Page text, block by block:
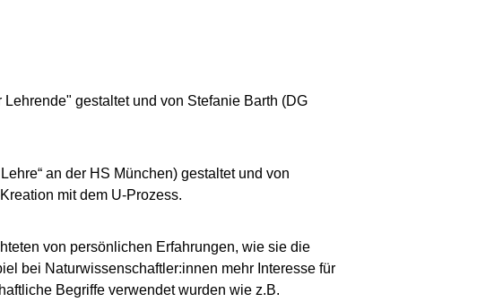
gestaltet und von Stefanie Barth (DG
an der HS München) gestaltet und von
mit dem U-Prozess.
von persönlichen Erfahrungen, wie sie die
bei Naturwissenschaftler:innen mehr Interesse für
Begriffe verwendet wurden wie z.B.